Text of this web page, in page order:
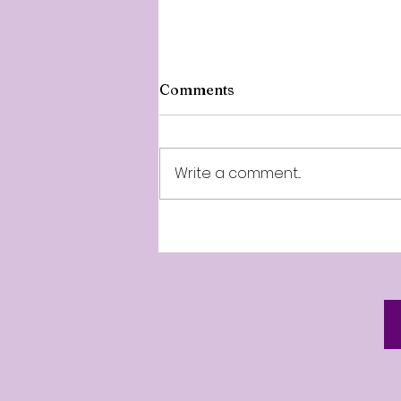
Comments
Write a comment...